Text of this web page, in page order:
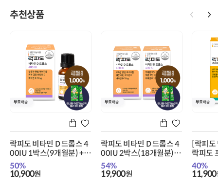
추천상품
락피도 비타민 D 드롭스 4
00IU 1박스(9개월분) +
적립금 1,000원 증정 + 티
니핑 아르기닌 스틱 젤리 1
개 증정
50%
10,900원
락피도 비타민 D 드롭스 4
00IU 2박스(18개월분) +
적립금 1,000원 증정 + 티
니핑 아르기닌 스틱 젤리 1
개 증정
54%
19,900원
[락피
락피도
이 1박
원 증정
스틱
40%
11,900